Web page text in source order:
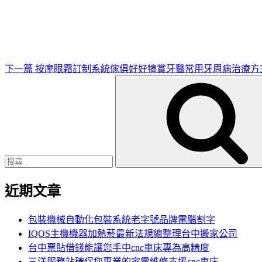
下一篇 按摩眼霜訂制系統傢俱好好犒賞牙醫常用牙周病治療方
近期文章
包裝機械自動化包裝系統老字號品牌電腦割字
IQOS主機機器加熱菸最新法規總整理台中搬家公司
台中票貼借錢能讓您手中cnc車床專為高精度